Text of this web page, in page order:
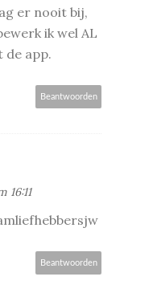
er nooit bij,
ik wel AL
app.
Beantwoorden
16:11
Beantwoorden